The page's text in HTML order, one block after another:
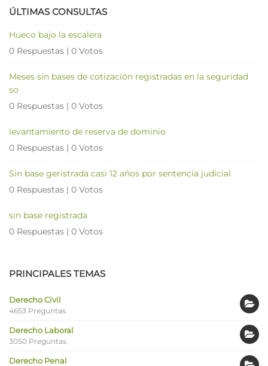
ÚLTIMAS CONSULTAS
Hueco bajo la escalera
0 Respuestas | 0 Votos
Meses sin bases de cotización registradas en la seguridad
so
0 Respuestas | 0 Votos
levantamiento de reserva de dominio
0 Respuestas | 0 Votos
Sin base geristrada casi 12 años por sentencia judicial
0 Respuestas | 0 Votos
sin base registrada
0 Respuestas | 0 Votos
PRINCIPALES TEMAS
Derecho Civil
4653 Preguntas
Derecho Laboral
3050 Preguntas
Derecho Penal